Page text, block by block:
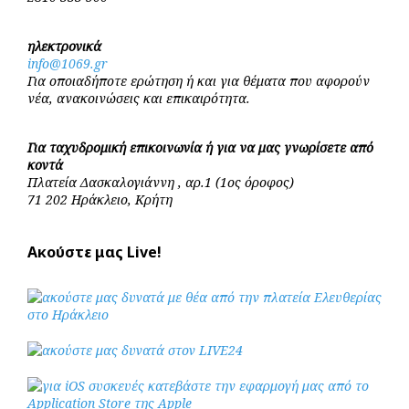
ηλεκτρονικά
info@1069.gr
Για οποιαδήποτε ερώτηση ή και για θέματα που αφορούν
νέα, ανακοινώσεις και επικαιρότητα.
Για ταχυδρομική επικοινωνία ή για να μας γνωρίσετε από
κοντά
Πλατεία Δασκαλογιάννη , αρ.1 (1ος όροφος)
71 202 Ηράκλειο, Κρήτη
Ακούστε μας Live!